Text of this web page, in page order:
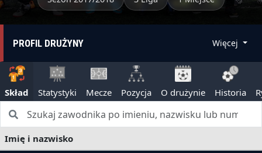
PROFIL DRUŻYNY Więcej
Skład Statystyki Mecze Pozycja O drużynie Historia
Imię i nazwisko